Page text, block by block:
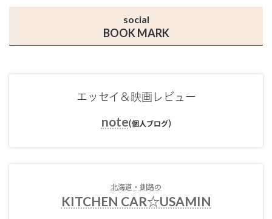
social
BOOK MARK
エッセイ＆映画レビュー
note(個人ブログ)
北海道・釧路の
KITCHEN CAR☆USAMIN